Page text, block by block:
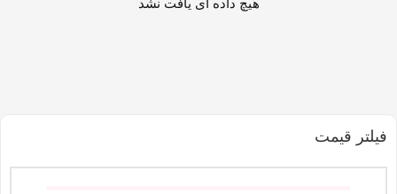
فیلتر قیمت
هیچ داده ای یافت نشد